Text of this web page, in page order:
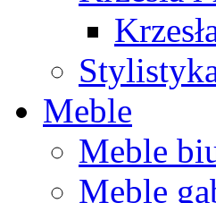
Meble
Meble
Meble